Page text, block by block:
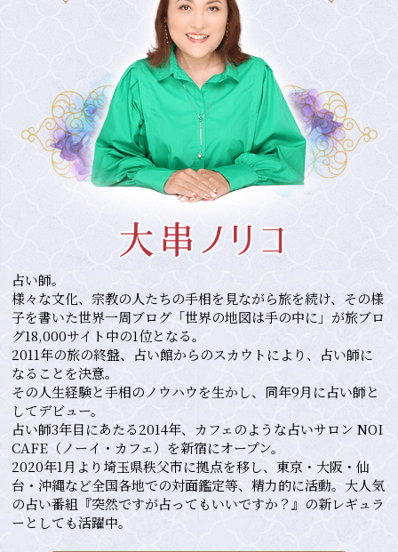
占い師。
様々な文化、宗教の人たちの手相を見ながら旅を続け、その様
子を書いた世界一周ブログ「世界の地図は手の中に」が旅ブロ
グ18,000サイト中の1位となる。
2011年の旅の終盤、占い館からのスカウトにより、占い師に
なることを決意。
その人生経験と手相のノウハウを生かし、同年9月に占い師と
してデビュー。
占い師3年目にあたる2014年、カフェのような占いサロン NOI
CAFE（ノーイ・カフェ）を新宿にオープン。
2020年1月より埼玉県秩父市に拠点を移し、東京・大阪・仙
台・沖縄など全国各地での対面鑑定等、精力的に活動。大人気
の占い番組『突然ですが占ってもいいですか？』の新レギュラ
ーとしても活躍中。